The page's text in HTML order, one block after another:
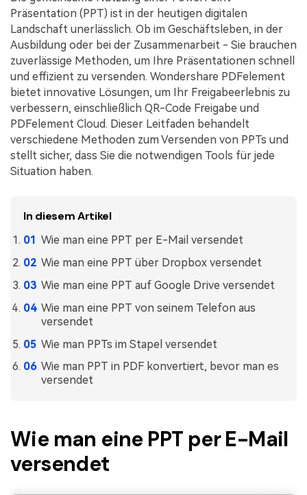
PDF OCR
PDF-Daten extrahieren
PDF freigeben
eSign PDFs rechtmäßig
Branchen
Bildung
IT-Dienstleistung
Gesundheitswesen
Finanzen
Freiberufler
Alle PDF-Funktionen
Kontakt zum Support
Was ist NEU
Benutzerhandbuch
PDFelement für Windows
PDFelement für Mac
PDFelement für iOS
PDFelement für Android
Bewertungen
Sehen Sie, was unsere Nutzer sagen.
Kostenlose PDF-Vorlagen
Bearbeiten, Drucken und Anpassen von kostenlosen Vorlagen.
PDF-Wissen
PDF-bezogene Informationen, die Sie benötigen.
Download-Zentrum
Laden Sie die leistungsstärksten und einfachsten PDF-Tools
Präsentation (PPT) ist in der heutigen digitalen
Landschaft unerlässlich. Ob im Geschäftsleben, in der
Ausbildung oder bei der Zusammenarbeit - Sie brauchen
zuverlässige Methoden, um Ihre Präsentationen schnell
und effizient zu versenden. Wondershare PDFelement
bietet innovative Lösungen, um Ihr Freigabeerlebnis zu
verbessern, einschließlich QR-Code Freigabe und
PDFelement Cloud. Dieser Leitfaden behandelt
verschiedene Methoden zum Versenden von PPTs und
stellt sicher, dass Sie die notwendigen Tools für jede
Situation haben.
In diesem Artikel
Wie man eine PPT per E-Mail versendet
Wie man eine PPT über Dropbox versendet
Wie man eine PPT auf Google Drive versendet
Wie man eine PPT von seinem Telefon aus
versendet
Wie man PPTs im Stapel versendet
Wie man PPT in PDF konvertiert, bevor man es
versendet
Wie man eine PPT per E-Mail
versendet